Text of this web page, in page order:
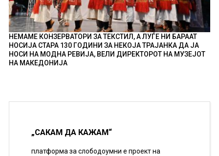
НЕМАМЕ КОНЗЕРВАТОРИ ЗА ТЕКСТИЛ, А ЛУЃЕ НИ БАРААТ
НОСИЈА СТАРА 130 ГОДИНИ ЗА НЕКОЈА ТРАЈАНКА ДА ЈА
НОСИ НА МОДНА РЕВИЈА, ВЕЛИ ДИРЕКТОРОТ НА МУЗЕЈОТ
НА МАКЕДОНИЈА
„САКАМ ДА КАЖАМ“
платформа за слободоумни е проект на